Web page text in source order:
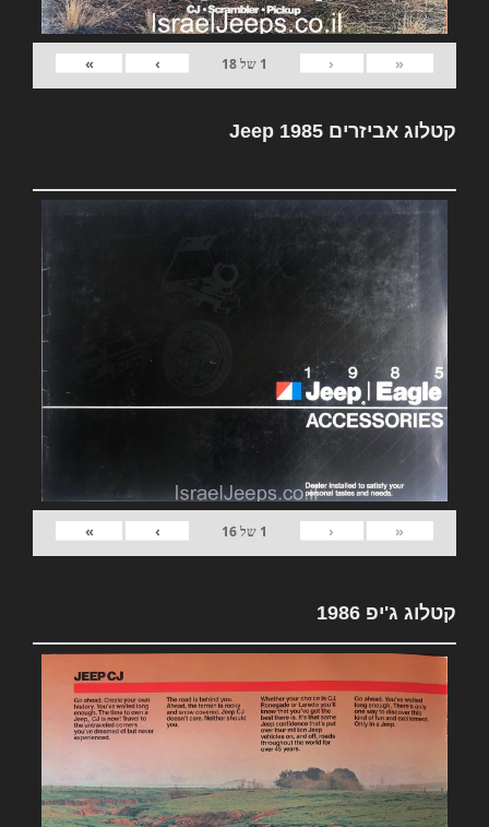
«
‹
1 של18
›
»
קטלוג אביזרים Jeep 1985
«
‹
1 של16
›
»
קטלוג ג'יפ 1986